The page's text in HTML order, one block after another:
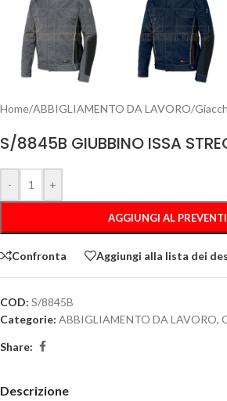
Home/ABBIGLIAMENTO DA LAVORO/
S/8845B GIUBBINO ISSA
- +
AGGIUNGI AL
Confronta Aggiungi alla lista dei
COD: S/8845B
Categorie: ABBIGLIAMENTO DA LAVORO,
Share:
Descrizione